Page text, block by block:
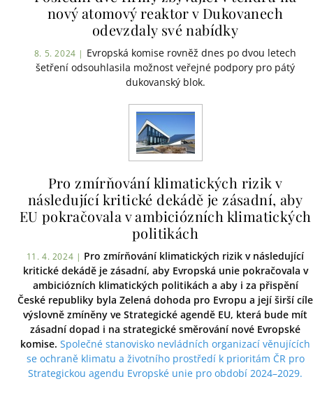
nový atomový reaktor v Dukovanech
odevzdaly své nabídky
8. 5. 2024 | Evropská komise rovněž dnes po dvou letech
šetření odsouhlasila možnost veřejné podpory pro pátý
dukovanský blok.
Pro zmírňování klimatických rizik v
následující kritické dekádě je zásadní, aby
EU pokračovala v ambiciózních klimatických
politikách
11. 4. 2024 | Pro zmírňování klimatických rizik v následující
kritické dekádě je zásadní, aby Evropská unie pokračovala v
ambiciózních klimatických politikách a aby i za přispění
České republiky byla Zelená dohoda pro Evropu a její širší cíle
výslovně zmíněny ve Strategické agendě EU, která bude mít
zásadní dopad i na strategické směrování nové Evropské
komise. Společné stanovisko nevládních organizací věnujících
se ochraně klimatu a životního prostředí k prioritám ČR pro
Strategickou agendu Evropské unie pro období 2024–2029.